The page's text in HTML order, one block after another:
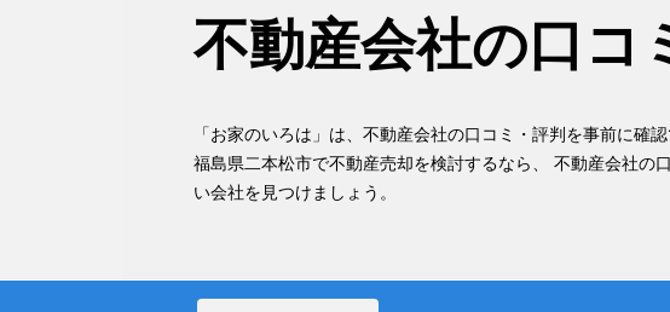
不動産会社の口コ
「お家のいろは」は、不動産会社の口コミ・評判を事前に確
福島県二本松市で不動産売却を検討するなら、 不動産会社の
い会社を見つけましょう。